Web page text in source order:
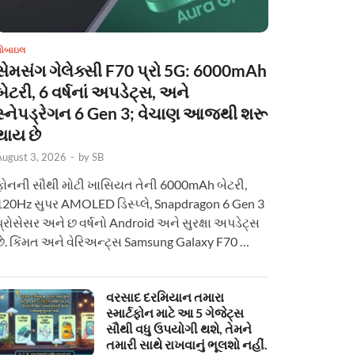
ગેલેક્સી F70 પ્રો 5G: 6000mAh
6 વર્ષનાં અપડેટ્સ, અને
6 Gen 3; વેચાણ આજથી શરૂ
છે
3, 2026 - bySB
સૌથી મોટી ખાસિયત તેની 6000mAh બેટરી,
સુપર AMOLED ડિસ્પ્લે, Snapdragon 6 Gen 3
અને છ વર્ષનો Android અને સુરક્ષા અપડેટ્સ
કિંમત અને વેરિઅન્ટ્સ Samsung Galaxy F70 …
વરસાદ દરમિયાન તમારા
સ્માર્ટફોન માટે આ 5 ગેજેટ્સ
સૌથી વધુ ઉપયોગી થશે, તેમને
તમારી સાથે રાખવાનું ભૂલશો નહીં.